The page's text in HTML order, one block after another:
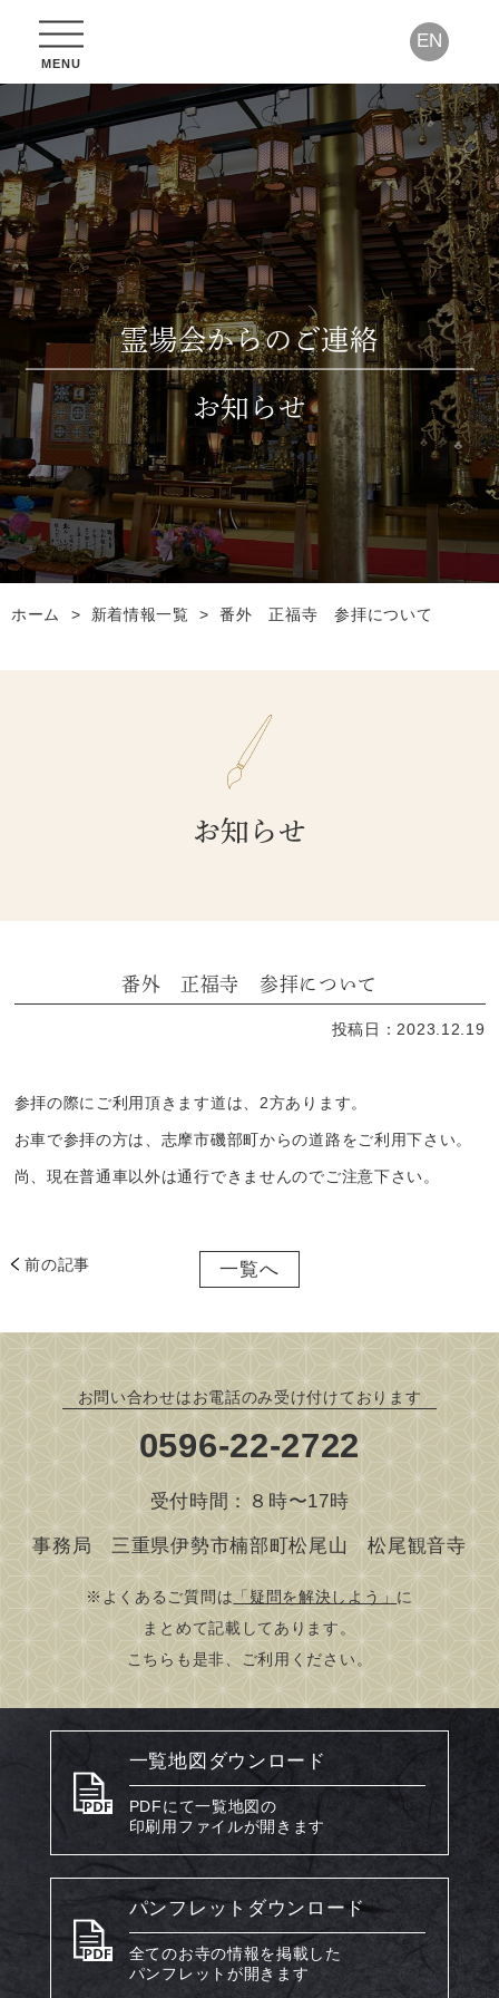
霊場会からのご連絡
お知らせ
EN
ホーム > 新着情報一覧 >番外 正福寺 参拝について
お知らせ
番外 正福寺 参拝について
投稿日：2023.12.19
参拝の際にご利用頂きます道は、2方あります。
お車で参拝の方は、志摩市磯部町からの道路をご利用下さい。
尚、現在普通車以外は通行できませんのでご注意下さい。
前の記事 一覧へ
お問い合わせはお電話のみ受け付けております
0596-22-2722
受付時間：８時〜17時
事務局 三重県伊勢市楠部町松尾山 松尾観音寺
※よくあるご質問は 「疑問を解決しよう」 に
まとめて記載してあります。
こちらも是非、ご利用ください。
一覧地図ダウンロード
PDFにて一覧地図の
印刷用ファイルが開きます
パンフレットダウンロード
全てのお寺の情報を掲載した
パンフレットが開きます